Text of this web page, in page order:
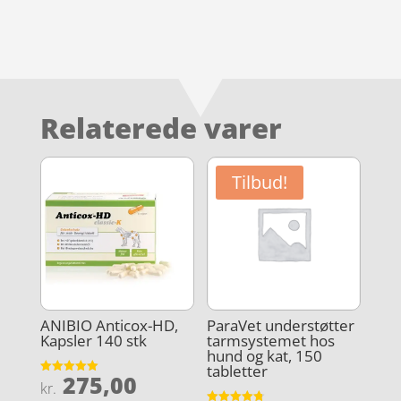
Relaterede varer
ANIBIO Anticox-HD,
Kapsler 140 stk
Vurderet
5
kr. 275,00
Tilbud!
ParaVet understøtter
tarmsystemet hos
hund og kat, 150
tabletter